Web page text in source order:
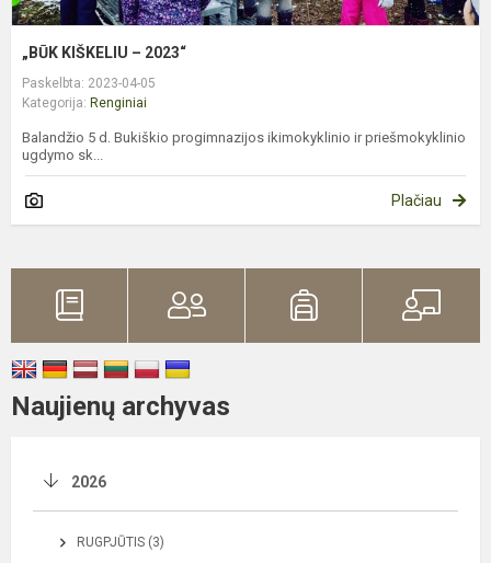
„BŪK KIŠKELIU – 2023“
Paskelbta: 2023-04-05
Kategorija: Renginiai
Balandžio 5 d. Bukiškio progimnazijos ikimokyklinio ir priešmokyklinio
ugdymo sk...
Plačiau
Naujienų archyvas
2026
RUGPJŪTIS (3)